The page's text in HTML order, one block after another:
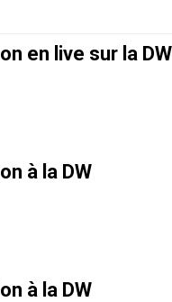
en live sur la DW
à la DW
à la DW